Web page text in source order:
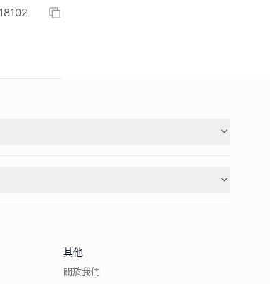
其他
關於我們